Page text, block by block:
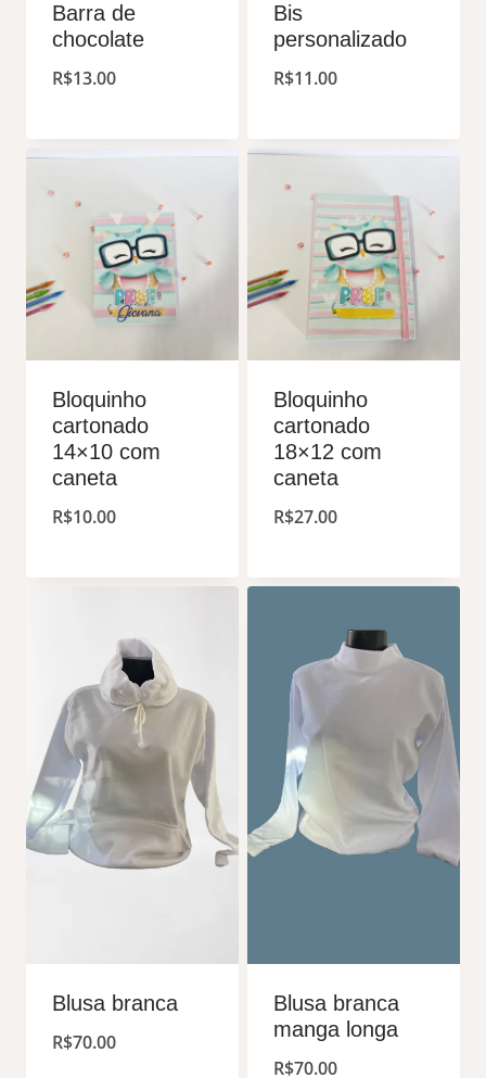
Barra de
chocolate
R$13.00
Bis
personalizado
R$11.00
Bloquinho
cartonado
14×10 com
caneta
R$10.00
Bloquinho
cartonado
18×12 com
caneta
R$27.00
Blusa branca
R$70.00
Blusa branca
manga longa
R$70.00